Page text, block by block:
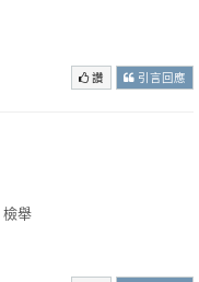
讚 引言回應
檢舉